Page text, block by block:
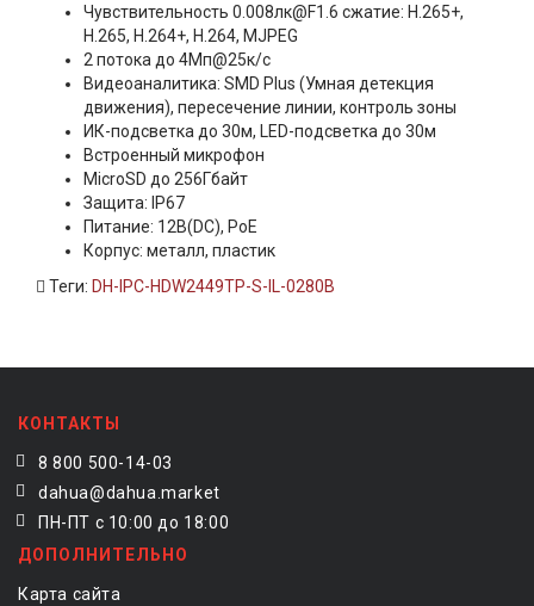
Чувствительность 0.008лк@F1.6 сжатие: H.265+,
H.265, H.264+, H.264, MJPEG
2 потока до 4Мп@25к/с
Видеоаналитика: SMD Plus (Умная детекция
движения), пересечение линии, контроль зоны
ИК-подсветка до 30м, LED-подсветка до 30м
Встроенный микрофон
MicroSD до 256Гбайт
Защита: IP67
Питание: 12В(DC), PoE
Корпус: металл, пластик
Теги: DH-IPC-HDW2449TP-S-IL-0280B
КОНТАКТЫ
8 800 500-14-03
dahua@dahua.market
ПН-ПТ с 10:00 до 18:00
ДОПОЛНИТЕЛЬНО
Карта сайта